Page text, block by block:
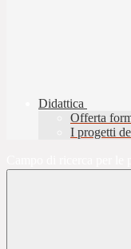
Didattica
Offerta
I progetti